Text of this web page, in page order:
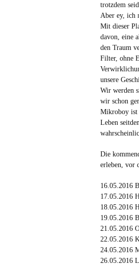
trotzdem
Aber ey, ich
Mit dieser
davon, eine
den Traum
Filter, ohne
unsere
Wir werden
wir schon
Mikroboy ist
Leben
Die
erleben, vor
16.05.2016
17.05.2016
18.05.2016
19.05.2016
21.05.2016
22.05.2016
24.05.2016
26.05.2016